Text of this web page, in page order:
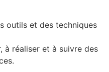
outils et des techniques
à réaliser et à suivre des